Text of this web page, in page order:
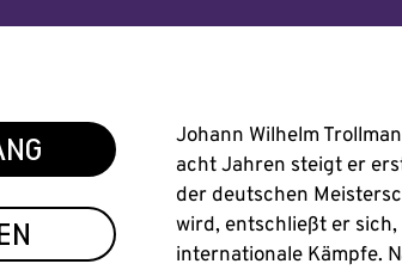
Johann Wilhelm
acht Jahren steigt er
der deutschen
wird, entschließt er
internationale Kämpfe.